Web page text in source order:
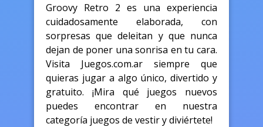
Groovy Retro 2 es una experiencia
cuidadosamente elaborada, con
sorpresas que deleitan y que nunca
dejan de poner una sonrisa en tu cara.
Visita Juegos.com.ar siempre que
quieras jugar a algo único, divertido y
gratuito. ¡Mira qué juegos nuevos
puedes encontrar en nuestra
categoría juegos de vestir y diviértete!